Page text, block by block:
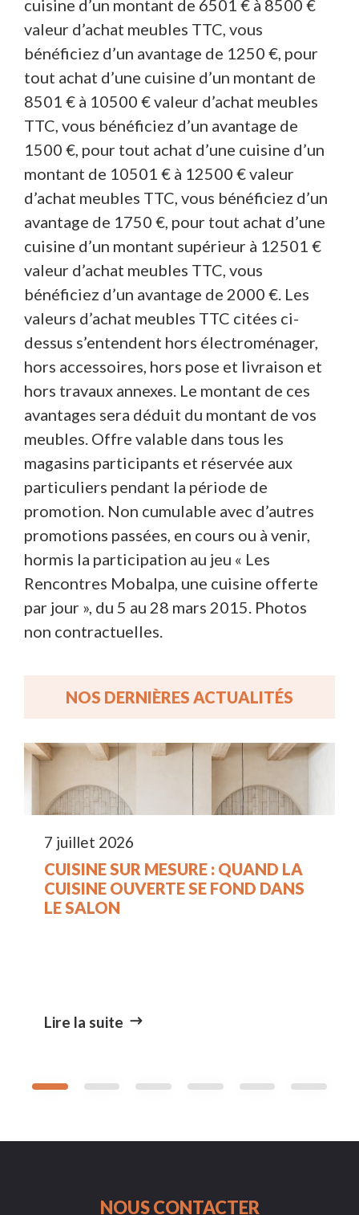
cuisine d’un montant de 6501 € à 8500 €
valeur d’achat meubles TTC, vous
bénéficiez d’un avantage de 1250 €, pour
tout achat d’une cuisine d’un montant de
8501 € à 10500 € valeur d’achat meubles
TTC, vous bénéficiez d’un avantage de
1500 €, pour tout achat d’une cuisine d’un
montant de 10501 € à 12500 € valeur
d’achat meubles TTC, vous bénéficiez d’un
avantage de 1750 €, pour tout achat d’une
cuisine d’un montant supérieur à 12501 €
valeur d’achat meubles TTC, vous
bénéficiez d’un avantage de 2000 €. Les
valeurs d’achat meubles TTC citées ci-
dessus s’entendent hors électroménager,
hors accessoires, hors pose et livraison et
hors travaux annexes. Le montant de ces
avantages sera déduit du montant de vos
meubles. Offre valable dans tous les
magasins participants et réservée aux
particuliers pendant la période de
promotion. Non cumulable avec d’autres
promotions passées, en cours ou à venir,
hormis la participation au jeu « Les
Rencontres Mobalpa, une cuisine offerte
par jour », du 5 au 28 mars 2015. Photos
non contractuelles.
NOS DERNIÈRES ACTUALITÉS
7 juillet 2026
CUISINE SUR MESURE : QUAND LA
CUISINE OUVERTE SE FOND DANS
LE SALON
Lire la suite
NOUS CONTACTER